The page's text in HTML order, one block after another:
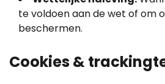
te voldoen aan de wet of om
beschermen.
Cookies &